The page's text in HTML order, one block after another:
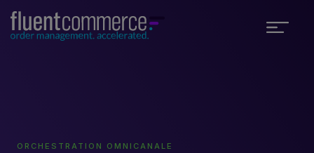
ORCHESTRATION OMNICANALE